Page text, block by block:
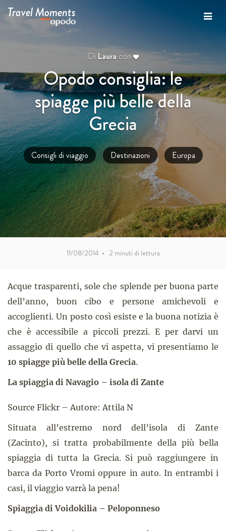
Travel Moments
Di Laura con
Opodo consiglia: le
spiagge più belle della
Grecia
Consigli di viaggio Destinazioni Europa
11/08/2014• 2 minuti di lettura
Acque trasparenti, sole che splende per buona parte
dell’anno, buon cibo e persone amichevoli e
accoglienti. Un posto così esiste e la buona notizia è
che è accessibile a piccoli prezzi. E per darvi un
assaggio di quello che vi aspetta, vi presentiamo le
10 spiagge più belle della Grecia.
La spiaggia di Navagio – isola di Zante
Source Flickr – Autore: Attila N
Situata all’estremo nord dell’isola di Zante
(Zacinto), si tratta probabilmente della più bella
spiaggia di tutta la Grecia. Si può raggiungere in
barca da Porto Vromi oppure in auto. In entrambi i
casi, il viaggio varrà la pena!
Spiaggia di Voidokilia – Peloponneso